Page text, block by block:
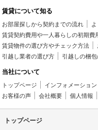
賃貸について知る
お部屋探しから契約までの流れ
賃貸契約費用や一人暮らしの初期費
賃貸物件の選び方やチェック方法
引越し業者の選び方
引越しの梱
当社について
トップページ インフォメーション
お客様の声
会社概要 個人情報
トップページ